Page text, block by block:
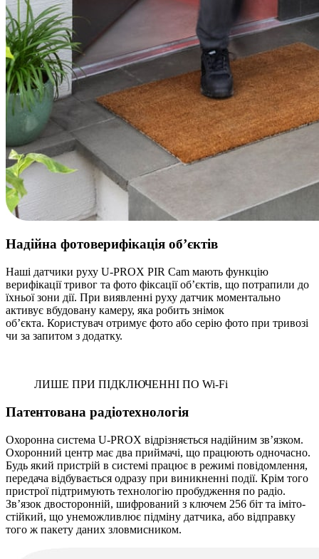
Надійна фотоверифікація об’єктів
Наші датчики руху U-PROX PIR Cam мають функцію
верифікації тривог та фото фіксації об’єктів, що потрапили до
їхньої зони дії. При виявленні руху датчик моментально
активує вбудовану камеру, яка робить знімок
об’єкта. Користувач отримує фото або серію фото при тривозі
чи за запитом з додатку.
ЛИШЕ ПРИ ПІДКЛЮЧЕННІ ПО Wi-Fi
Патентована радіотехнологія
Охоронна система U-PROX відрізняється надійним зв’язком.
Охоронний центр має два приймачі, що працюють одночасно.
Будь який пристрій в системі працює в режимі повідомлення,
передача відбувається одразу при виникненні події. Крім того
пристрої підтримують технологію пробудження по радіо.
Зв’язок двосторонній, шифрований з ключем 256 біт та іміто-
стійкий, що унеможливлює підміну датчика, або відправку
того ж пакету даних зловмисником.